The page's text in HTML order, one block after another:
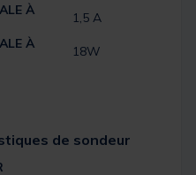
À
1,5 A
À
18W
de sondeur